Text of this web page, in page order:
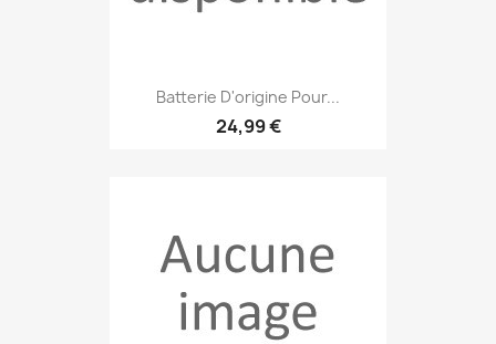
Batterie D'origine Pour...
24,99 €